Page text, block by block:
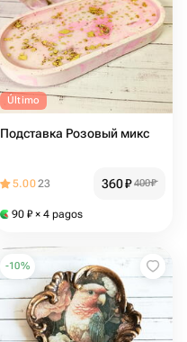
Último
Подставка Розовый микс
5.0023 360₽ 400₽
90 ₽ × 4 pagos
-10%